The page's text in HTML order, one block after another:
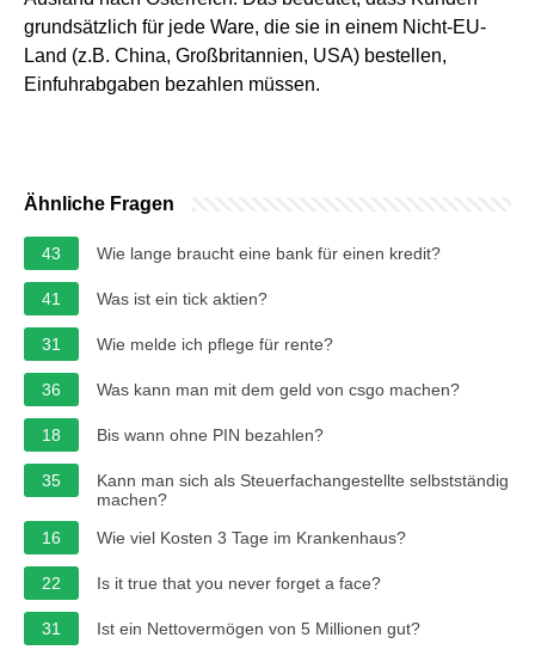
grundsätzlich für jede Ware, die sie in einem Nicht-EU-
Land (z.B. China, Großbritannien, USA) bestellen,
Einfuhrabgaben bezahlen müssen.
Ähnliche Fragen
43 Wie lange braucht eine bank für einen kredit?
41 Was ist ein tick aktien?
31 Wie melde ich pflege für rente?
36 Was kann man mit dem geld von csgo machen?
18 Bis wann ohne PIN bezahlen?
35
Kann man sich als Steuerfachangestellte selbstständig
machen?
16
Wie viel Kosten 3 Tage im Krankenhaus?
22 Is it true that you never forget a face?
31 Ist ein Nettovermögen von 5 Millionen gut?